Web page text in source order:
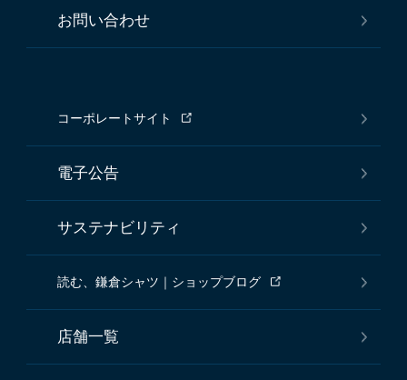
お問い合わせ
コーポレートサイト
電子公告
サステナビリティ
読む、鎌倉シャツ｜ショップブログ
店舗一覧